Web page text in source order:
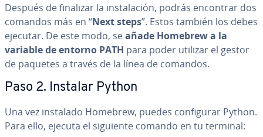
Después de finalizar la in­s­ta­la­ción, podrás encontrar dos
comandos más en “Next steps”. Estos también los debes
ejecutar. De este modo, seañade Homebrew a la
variable de entorno PATH para poder utilizar el gestor
de paquetes a través de la línea de comandos.
Paso 2. Instalar Python
Una vez instalado Homebrew, puedes co­n­fi­gu­rar Python.
Para ello, ejecuta el siguiente comando en tu terminal: